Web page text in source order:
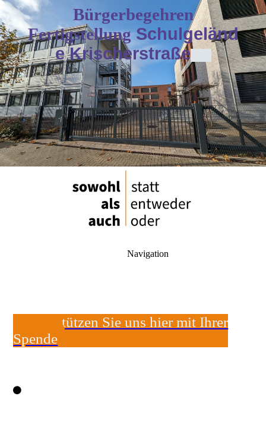
Bürgerbegehren
Fertigstellung Schulgeländ
e Krischerstraße
Navigation
Unterstützen Sie uns hier mit Ihrer
Spende